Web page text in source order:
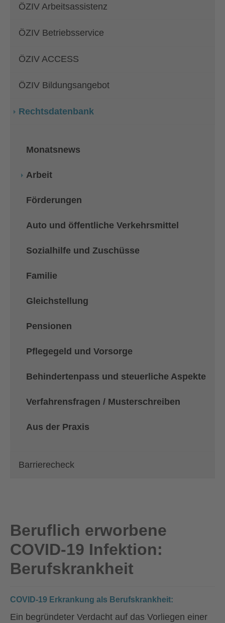
ÖZIV Arbeitsassistenz
ÖZIV Betriebsservice
ÖZIV ACCESS
ÖZIV Bildungsangebot
Rechtsdatenbank
Monatsnews
Arbeit
Förderungen
Auto und öffentliche Verkehrsmittel
Sozialhilfe und Zuschüsse
Familie
Gleichstellung
Pensionen
Pflegegeld und Vorsorge
Behindertenpass und steuerliche Aspekte
Verfahrensfragen / Musterschreiben
Aus der Praxis
Barrierecheck
Beruflich erworbene
COVID-19 Infektion:
Berufskrankheit
COVID-19 Erkrankung als Berufskrankheit:
Ein begründeter Verdacht auf das Vorliegen einer